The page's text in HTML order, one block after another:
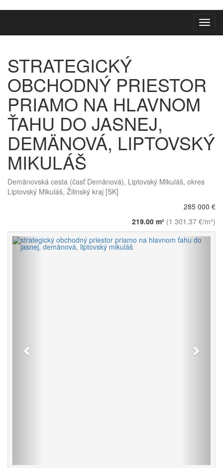
STRATEGICKÝ
OBCHODNÝ PRIESTOR
PRIAMO NA HLAVNOM
ŤAHU DO JASNEJ,
DEMÄNOVÁ, LIPTOVSKÝ
MIKULÁŠ
Demänovská cesta (časť Demänová), Liptovský Mikuláš, okres
Liptovský Mikuláš, Žilinský kraj [SK]
285 000 €
219.00 m² (1 301.37 €/m²)
Späť Vpred